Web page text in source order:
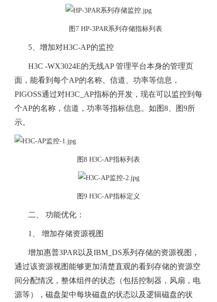
图7 HP-3PAR系列存储指标列表
5、增加对H3C-AP的监控
H3C -WX3024E的无线AP 管理平台本身的管理页
面，能看到每个AP的名称、信道、功率等信息，
PIGOSS通过对H3C_AP指标的开发，现在可以监控到每
个AP的名称，信道，功率等指标信息。如图8、图9所
示。
图8 H3C-AP指标列表
图9 H3C-AP指标定义
二、 功能优化：
1、 增加存储资源视图
增加惠普3PAR以及IBM_DS系列存储的资源视图，
通过该资源视图能够更加清楚直观的看到存储的资源空
间分配情况，整体组件的状态（包括控制器，风扇，电
源等），磁盘架中每块磁盘的状态以及逻辑磁盘的状